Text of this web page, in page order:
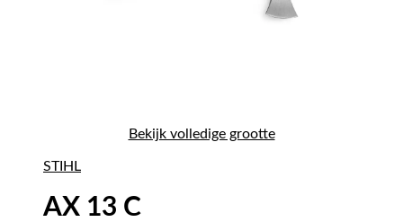
Bekijk volledige grootte
STIHL
AX 13 C